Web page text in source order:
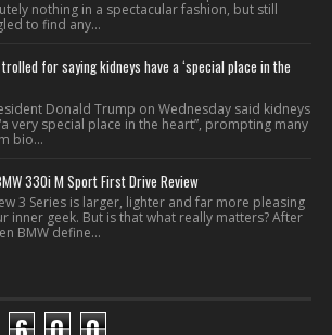
nothing in a spectacular fashion, but still
to find any...
for saying kidneys have a ‘special place in the
Donald Trump on Wednesday said kidneys
very special place in the heart”, prompting many
bio...
330i M Sport First Drive Review
3 Series is larger, lighter and far more pleasing
inner geek. But is that what really matters? After
BMW define...